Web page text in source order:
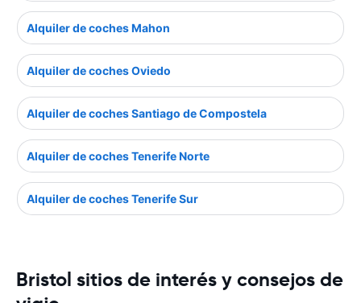
Alquiler de coches Mahon
Alquiler de coches Oviedo
Alquiler de coches Santiago de Compostela
Alquiler de coches Tenerife Norte
Alquiler de coches Tenerife Sur
Bristol sitios de interés y consejos de